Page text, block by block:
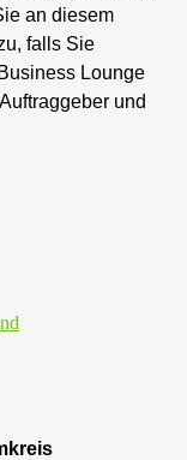
an diesem
falls Sie
Lounge
und